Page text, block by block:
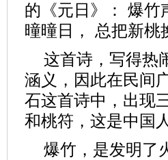
的《元日》： 爆竹
曈曈日， 总把新桃
这首诗，写得热
涵义，因此在民间
石这首诗中，出现
和桃符，这是中国
爆竹，是发明了